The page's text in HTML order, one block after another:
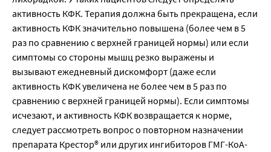
активность КФК. Терапия должна быть прекращена, если
активность КФК значительно повышена (более чем в 5
раз по сравнению с верхней границей нормы) или если
симптомы со стороны мышц резко выражены и
вызывают ежедневный дискомфорт (даже если
активность КФК увеличена не более чем в 5 раз по
сравнению с верхней границей нормы). Если симптомы
исчезают, и активность КФК возвращается к норме,
следует рассмотреть вопрос о повторном назначении
препарата Крестор® или других ингибиторов ГМГ-КоА-